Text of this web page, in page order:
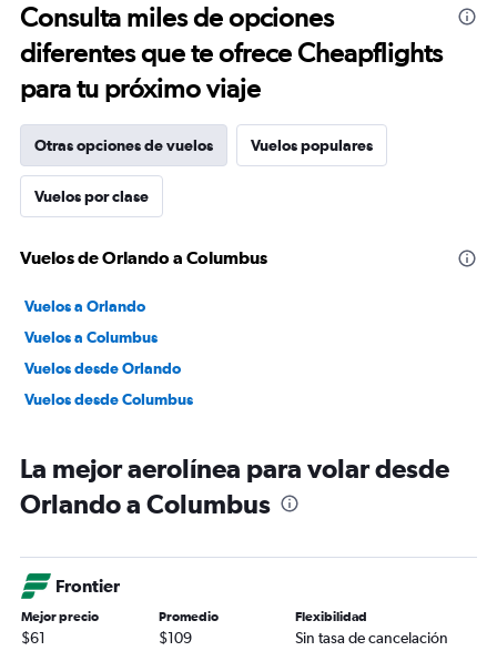
Consulta miles de opciones
diferentes que te ofrece Cheapflights
para tu próximo viaje
Otras opciones de vuelos Vuelos populares
Vuelos por clase
Vuelos de Orlando a Columbus
Vuelos a Orlando
Vuelos a Columbus
Vuelos desde Orlando
Vuelos desde Columbus
La mejor aerolínea para volar desde
Orlando a Columbus
Frontier
Mejor precio
$61
Promedio
$109
Flexibilidad
Sin tasa de cancelación